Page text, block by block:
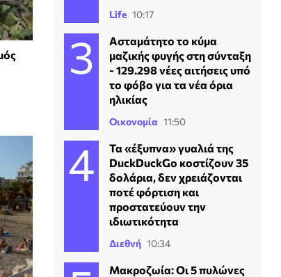
Life 10:17
Ασταμάτητο το κύμα
μαζικής φυγής στη σύνταξη
- 129.298 νέες αιτήσεις υπό
το φόβο για τα νέα όρια
ηλικίας
Οικονομία 11:50
Τα «έξυπνα» γυαλιά της
DuckDuckGo κοστίζουν 35
δολάρια, δεν χρειάζονται
ποτέ φόρτιση και
προστατεύουν την
ιδιωτικότητα
Διεθνή 10:34
Mακροζωία: Οι 5 πυλώνες